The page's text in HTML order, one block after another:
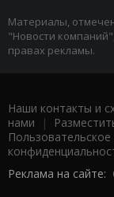
Материалы,
"Новости
правах рекламы.
Наши контакты и
нами |
Реклама на сайте: